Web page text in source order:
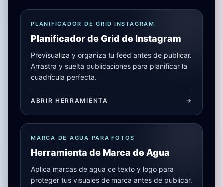
PLANIFICADOR DE GRID INSTAGRAM
Planificador de Grid de Instagram
Previsualiza y organiza tu feed antes de publicar.
Arrastra y suelta publicaciones para planificar la
cuadrícula perfecta.
ABRIR HERRAMIENTA ->
MARCA DE AGUA PARA FOTOS
Herramienta de Marca de Agua
Aplica marcas de agua de texto y logo para
proteger tus visuales de marca antes de publicar.